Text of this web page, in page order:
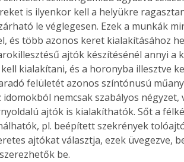
vagy
is
Bárhol,
élve
az
A
is ilyenkor kell a helyükre
le véglegesen. Ezek a munkák
és több azonos keret kialakításához
ajtók készítésénél annyi a
kialakítani, és a horonyba illesztve
felületét azonos színtónusú
nemcsak szabályos
ajtók is kialakíthatók. Sőt a
pl. beépített szekrények
ajtókat választja, ezek üvegezve,
be.